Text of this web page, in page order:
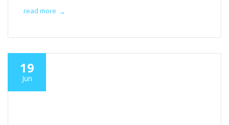
read more →
19
Jun